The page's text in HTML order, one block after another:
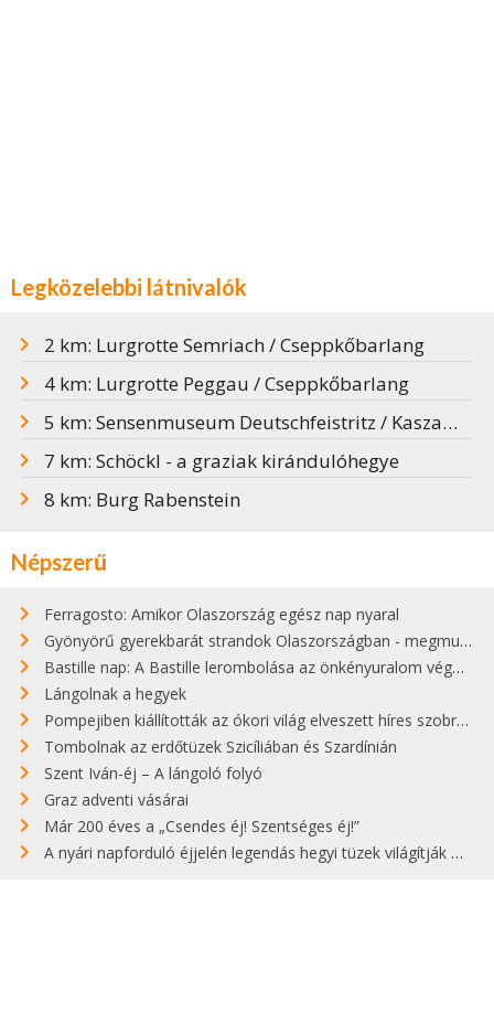
Legközelebbi látnivalók
2 km: Lurgrotte Semriach / Cseppkőbarlang
4 km: Lurgrotte Peggau / Cseppkőbarlang
5 km: Sensenmuseum Deutschfeistritz / Kaszamúzeum
7 km: Schöckl - a graziak kirándulóhegye
8 km: Burg Rabenstein
Népszerű
Ferragosto: Amikor Olaszország egész nap nyaral
Gyönyörű gyerekbarát strandok Olaszországban - megmutatjuk a 15 legjobbat
Bastille nap: A Bastille lerombolása az önkényuralom végét jelentette
Lángolnak a hegyek
Pompejiben kiállították az ókori világ elveszett híres szobrának másolatát
Tombolnak az erdőtüzek Szicíliában és Szardínián
Szent Iván-éj – A lángoló folyó
Graz adventi vásárai
Már 200 éves a „Csendes éj! Szentséges éj!”
A nyári napforduló éjjelén legendás hegyi tüzek világítják meg Zugspitzét